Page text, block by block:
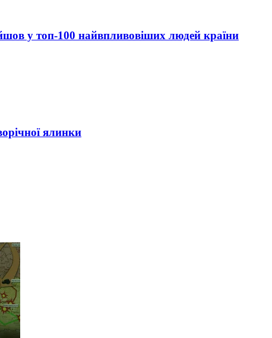
у топ-100 найвпливовіших людей країни
ялинки